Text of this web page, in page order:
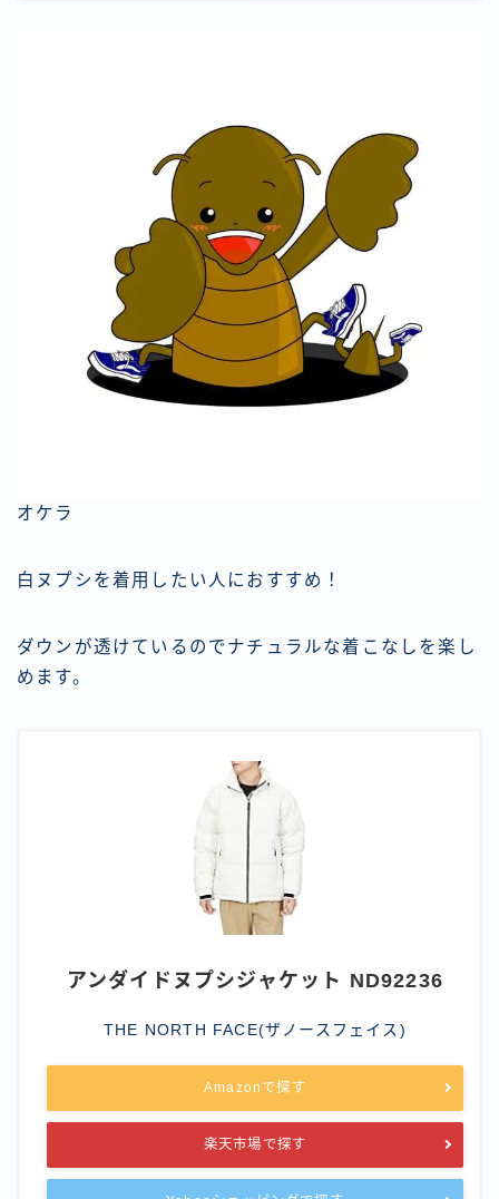
オケラ
白ヌプシを着用したい人におすすめ！
ダウンが透けているのでナチュラルな着こなしを楽し
めます。
アンダイドヌプシジャケット ND92236
THE NORTH FACE(ザノースフェイス)
Amazonで探す
楽天市場で探す